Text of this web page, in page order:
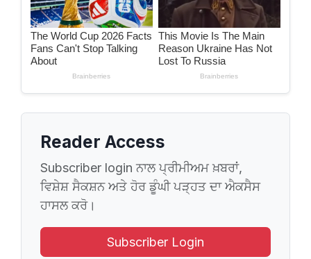
Reader Access
Subscriber login ਨਾਲ ਪ੍ਰੀਮੀਅਮ ਖ਼ਬਰਾਂ,
ਵਿਸ਼ੇਸ਼ ਸੈਕਸ਼ਨ ਅਤੇ ਹੋਰ ਡੂੰਘੀ ਪੜ੍ਹਤ ਦਾ ਐਕਸੈਸ
ਹਾਸਲ ਕਰੋ।
Subscriber Login